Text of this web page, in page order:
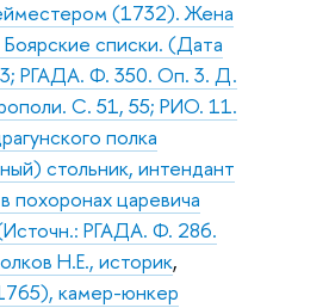
(1732). Жена
списки. (Дата
РГАДА. Ф. 350. Оп. 3. Д.
С. 51, 55; РИО. 11.
полка
стольник, интендант
похоронах царевича
РГАДА. Ф. 286.
Н.Е., историк,
камер-юнкер